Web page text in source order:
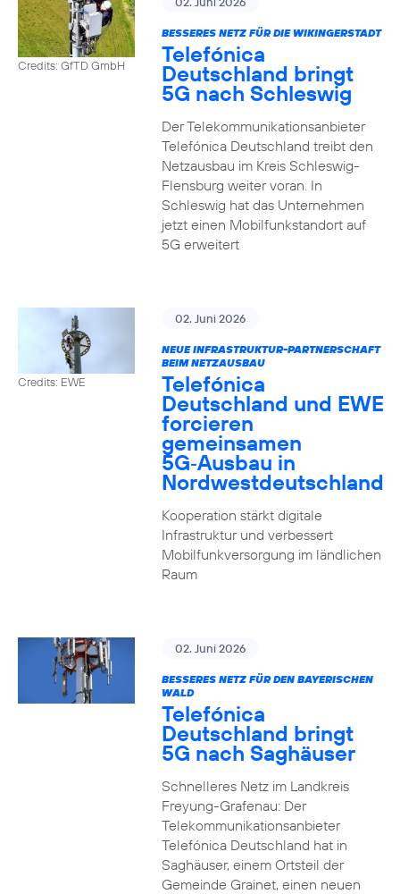
Credits: GfTD GmbH
BESSERES NETZ FÜR DIE WIKINGERSTADT
Telefónica
Deutschland bringt
5G nach Schleswig
Der Telekommunikationsanbieter
Telefónica Deutschland treibt den
Netzausbau im Kreis Schleswig-
Flensburg weiter voran. In
Schleswig hat das Unternehmen
jetzt einen Mobilfunkstandort auf
5G erweitert
Credits: EWE
02. Juni 2026
NEUE INFRASTRUKTUR-PARTNERSCHAFT
BEIM NETZAUSBAU
Telefónica
Deutschland und EWE
forcieren
gemeinsamen
5G‑Ausbau in
Nordwestdeutschland
Kooperation stärkt digitale
Infrastruktur und verbessert
Mobilfunkversorgung im ländlichen
Raum
02. Juni 2026
BESSERES NETZ FÜR DEN BAYERISCHEN
WALD
Telefónica
Deutschland bringt
5G nach Saghäuser
Schnelleres Netz im Landkreis
Freyung-Grafenau: Der
Telekommunikationsanbieter
Telefónica Deutschland hat in
Saghäuser, einem Ortsteil der
Gemeinde Grainet, einen neuen